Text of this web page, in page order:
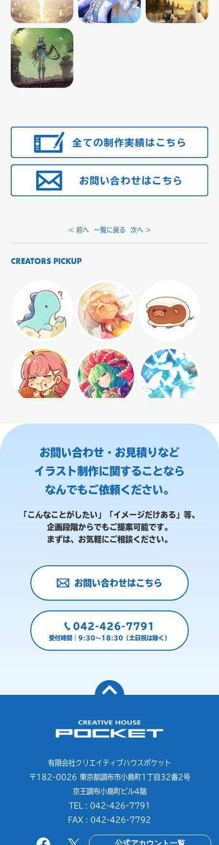
< 前へ 一覧に戻る 次へ >
CREATORS PICKUP
お問い合わせ・お見積りなど
イラスト制作に関することなら
なんでもご依頼ください。
「こんなことがしたい」「イメージだけある」等、
企画段階からでもご提案可能です。
まずは、お気軽にご相談ください。
お問い合わせはこちら
042-426-7791
受付時間｜9:30～18:30（土日祝は除く）
有限会社クリエイティブハウスポケット
〒182-0026 東京都調布市小島町1丁目32番2号
京王調布小島町ビル4階
TEL : 042-426-7791
FAX : 042-426-7792